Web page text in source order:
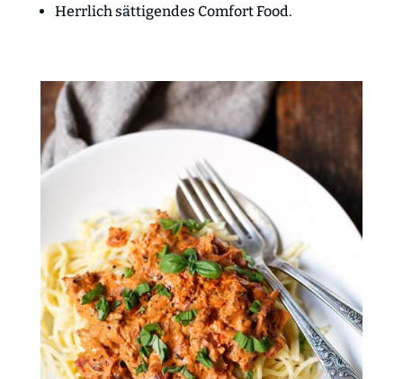
Herrlich sättigendes Comfort Food.